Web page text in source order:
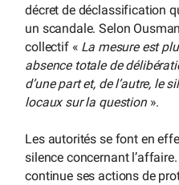
décret de déclassification
un scandale. Selon
collectif « La mesure est
absence totale de
d’une part et, de l’autre, le
locaux sur la question».
Les autorités se font en
silence concernant
continue ses actions de